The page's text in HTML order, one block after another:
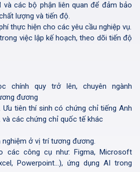
và các bộ phận liên quan để đảm bảo
lượng và tiến độ.
thực hiện cho các yêu cầu nghiệp vụ.
việc lập kế hoạch, theo dõi tiến độ
chính quy trở lên, chuyên ngành
đương
Ưu tiên thí sinh có chứng chỉ tiếng Anh
và các chứng chỉ quốc tế khác
nghiệm ở vị trí tương đương.
các công cụ như: Figma, Microsoft
Powerpoint…), ứng dụng AI trong